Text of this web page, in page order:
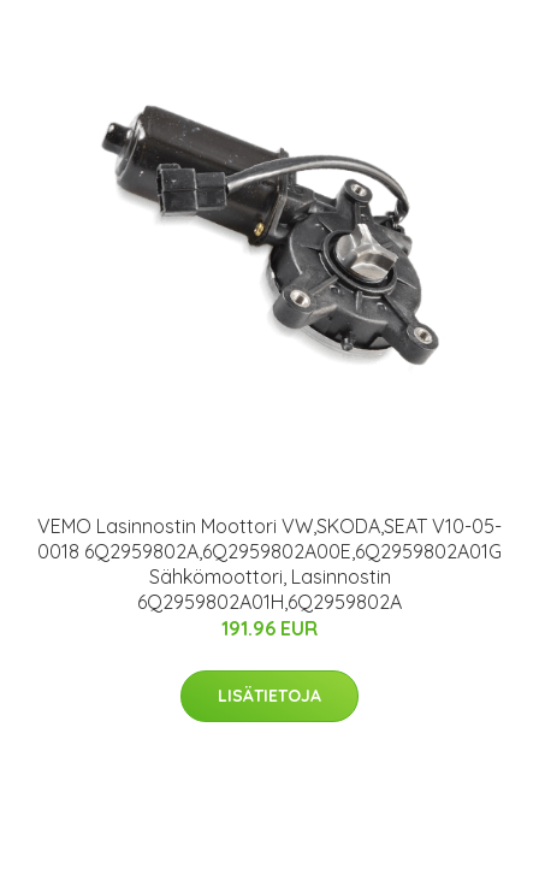
VEMO Lasinnostin Moottori VW,SKODA,SEAT V10-05-
0018 6Q2959802A,6Q2959802A00E,6Q2959802A01G
Sähkömoottori, Lasinnostin
6Q2959802A01H,6Q2959802A
191.96 EUR
LISÄTIETOJA